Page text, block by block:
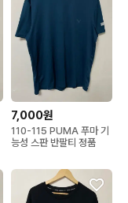
7,000원
110-115 PUMA 푸마 기
능성 스판 반팔티 정품